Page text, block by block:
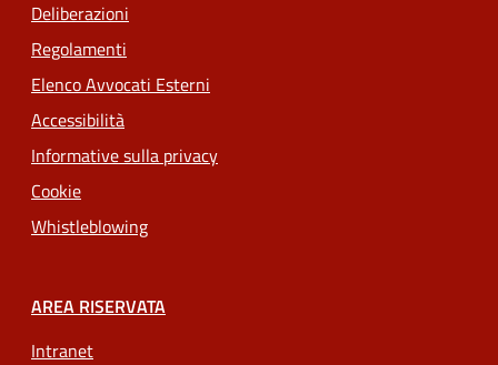
Deliberazioni
Regolamenti
Elenco Avvocati Esterni
Accessibilità
Informative sulla privacy
Cookie
Whistleblowing
AREA RISERVATA
Intranet